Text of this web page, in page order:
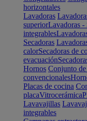
horizontales
Lavadoras
superiorLavadoras -
integrables
Secadoras
calorSecadoras de
evacuación
Hornos Conjunto
convencionales
Placas de cocina
placaVitrocerámica
Lavavajillas
integrables